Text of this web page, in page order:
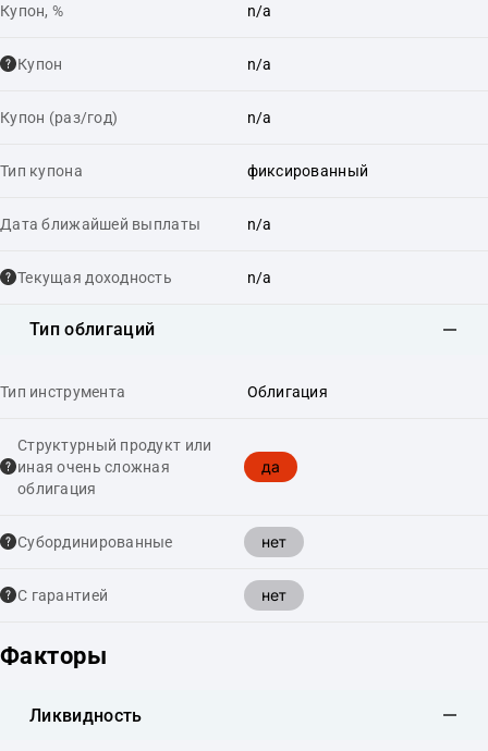
Купон, % n/a
Купон n/a
Купон (раз/год) n/a
Тип купона фиксированный
Дата ближайшей выплаты n/a
Текущая доходность n/a
Тип облигаций
Тип инструмента Облигация
Структурный продукт или
иная очень сложная
облигация
да
Cубординированные нет
С гарантией нет
Факторы
Ликвидность